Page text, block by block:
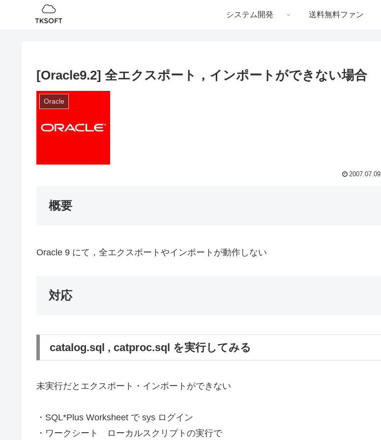
システム開発 送料無料ファン
[Oracle9.2] 全エクスポート，インポートができない場合
Oracle
2007.07.09
概要
Oracle 9 にて，全エクスポートやインポートが動作しない
対応
catalog.sql , catproc.sql を実行してみる
未実行だとエクスポート・インポートができない
・SQL*Plus Worksheet で sys ログイン
・ワークシート ローカルスクリプトの実行で